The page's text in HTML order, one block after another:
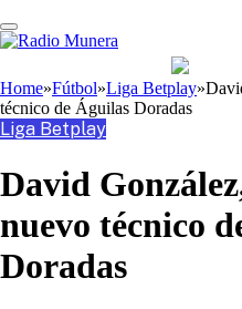
Home»Fútbol»Liga Betplay»
técnico de Águilas Doradas
Liga Betplay
David
nuevo técnico
Doradas